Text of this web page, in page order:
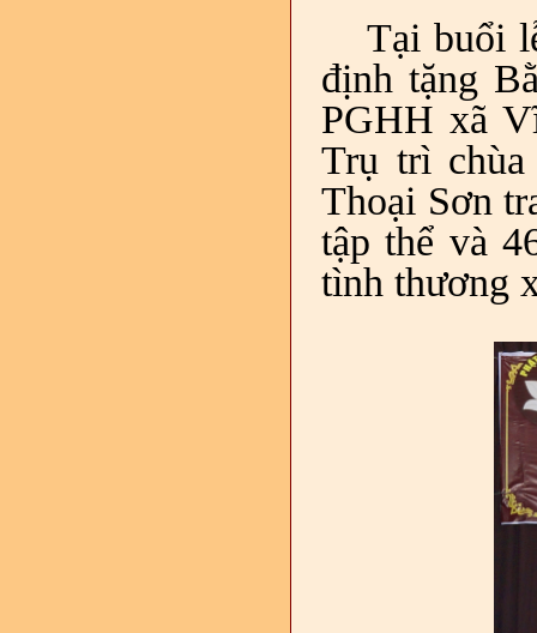
Tại buổi
định tặng
PGHH xã
Trụ trì
Thoại Sơn
tập thể và
tình thương